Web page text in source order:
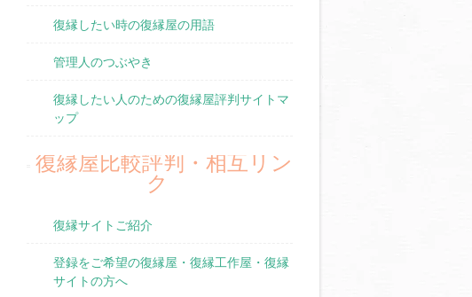
復縁したい時の復縁屋の用語
管理人のつぶやき
復縁したい人のための復縁屋評判サイトマ
ップ
復縁屋比較評判・相互リン
ク
復縁サイトご紹介
登録をご希望の復縁屋・復縁工作屋・復縁
サイトの方へ